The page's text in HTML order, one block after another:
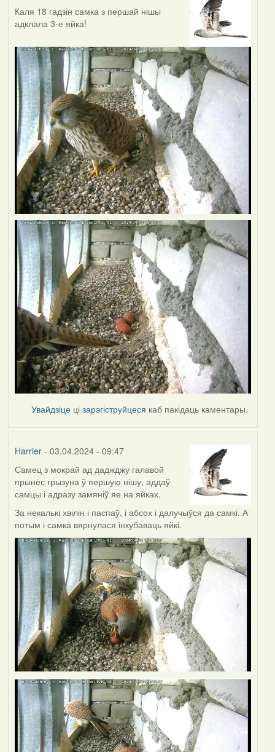
Каля 18 гадзін самка з першай нішы
адклала 3-е яйка!
Увайдзіце цізарэгіструйцеся каб пакідаць каментары.
Harrier- 03.04.2024 - 09:47
Самец з мокрай ад даджджу галавой
прынёс грызуна ў першую нішу, аддаў
самцы і адразу замяніў яе на яйках.
За некалькі хвілін і паспаў, і абсох і далучыўся да самкі. А
потым і самка вярнулася інкубаваць яйкі.